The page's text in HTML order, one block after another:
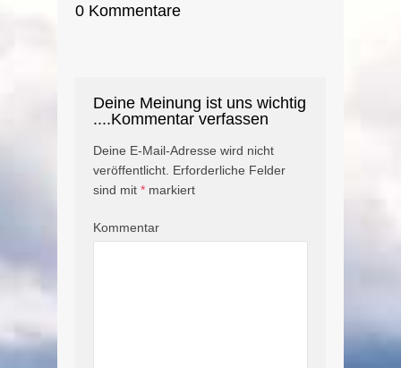
0 Kommentare
Deine Meinung ist uns wichtig
....Kommentar verfassen
Deine E-Mail-Adresse wird nicht
veröffentlicht. Erforderliche Felder
sind mit * markiert
Kommentar